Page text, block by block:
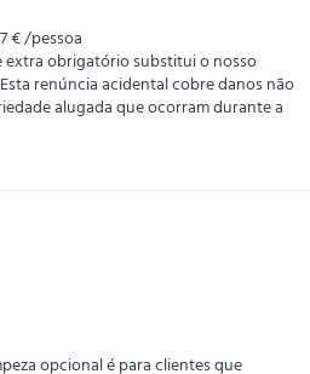
€ /pessoa
extra obrigatório substitui o nosso
renúncia acidental cobre danos não
alugada que ocorram durante a
opcional é para clientes que